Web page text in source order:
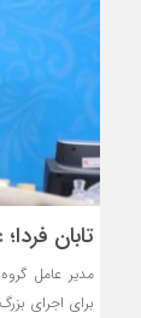
تابان
مدیر عامل
برای اجرای